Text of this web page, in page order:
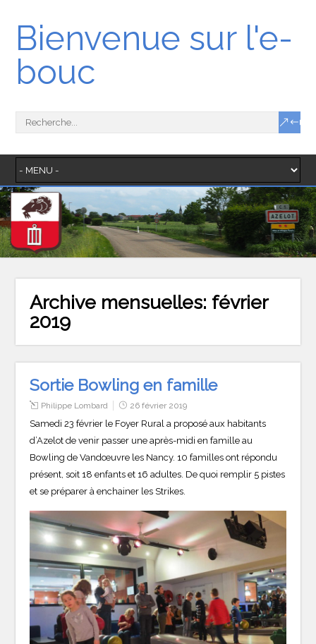
Bienvenue sur l'e-
bouc
Archive mensuelles: février
2019
Sortie Bowling en famille
Philippe Lombard 26 février 2019
Samedi 23 février le Foyer Rural a proposé aux habitants
d’Azelot de venir passer une après-midi en famille au
Bowling de Vandœuvre les Nancy. 10 familles ont répondu
présent, soit 18 enfants et 16 adultes. De quoi remplir 5 pistes
et se préparer à enchainer les Strikes.